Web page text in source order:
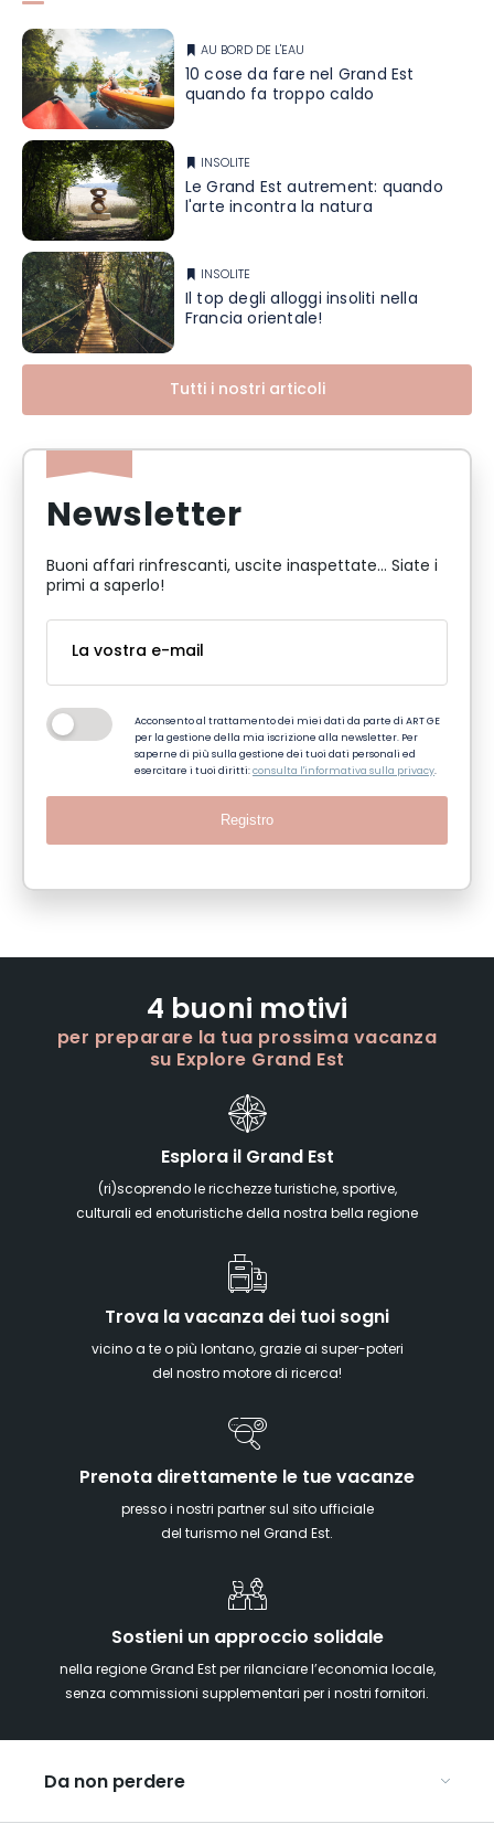
AU BORD DE L'EAU
10 cose da fare nel Grand Est
quando fa troppo caldo
INSOLITE
Le Grand Est autrement: quando
l'arte incontra la natura
INSOLITE
Il top degli alloggi insoliti nella
Francia orientale!
Tutti i nostri articoli
Newsletter
Buoni affari rinfrescanti, uscite inaspettate... Siate i
primi a saperlo!
Acconsento al trattamento dei miei dati da parte di ART GE
per la gestione della mia iscrizione alla newsletter. Per
saperne di più sulla gestione dei tuoi dati personali ed
esercitare i tuoi diritti:consulta l'informativa sulla privacy.
Registro
4 buoni motivi
per preparare la tua prossima vacanza
su Explore Grand Est
Esplora il Grand Est
(ri)scoprendo le ricchezze turistiche, sportive,
culturali ed enoturistiche della nostra bella regione
Trova la vacanza dei tuoi sogni
vicino a te o più lontano, grazie ai super-poteri
del nostro motore di ricerca!
Prenota direttamente le tue vacanze
presso i nostri partner sul sito ufficiale
del turismo nel Grand Est.
Sostieni un approccio solidale
nella regione Grand Est per rilanciare l’economia locale,
senza commissioni supplementari per i nostri fornitori.
Da non perdere